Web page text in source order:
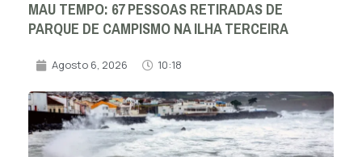
MAU TEMPO: 67 PESSOAS RETIRADAS DE
PARQUE DE CAMPISMO NA ILHA TERCEIRA
Agosto 6, 2026 10:18